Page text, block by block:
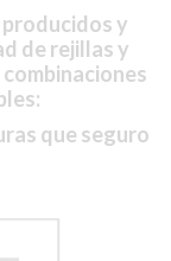
y
de rejillas y
que seguro